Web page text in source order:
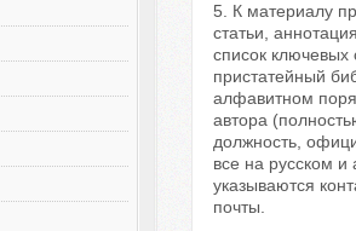
5. К материалу
статьи,
список ключевых
пристатейный
алфавитном
автора
должность,
все на русском и
указываются
почты.